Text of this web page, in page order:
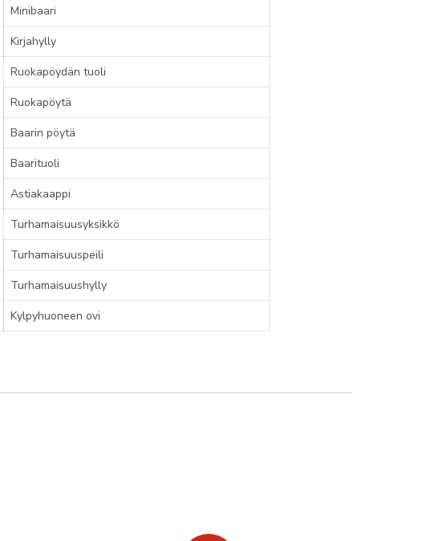
Minibaari
Kirjahylly
Ruokapöydän tuoli
Ruokapöytä
Baarin pöytä
Baarituoli
Astiakaappi
Turhamaisuusyksikkö
Turhamaisuuspeili
Turhamaisuushylly
Kylpyhuoneen ovi